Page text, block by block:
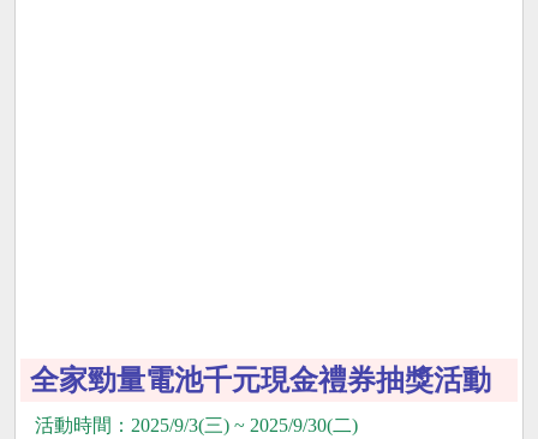
全家勁量電池千元現金禮券抽獎活動
活動時間：2025/9/3(三) ~ 2025/9/30(二)